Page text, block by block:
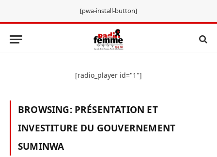
[pwa-install-button]
[radio_player id="1"]
BROWSING: PRÉSENTATION ET
INVESTITURE DU GOUVERNEMENT
SUMINWA